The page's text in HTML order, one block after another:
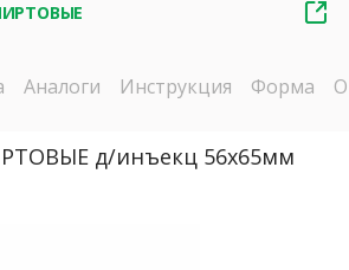
Аналоги Инструкция Форма
д/инъекц 56х65мм